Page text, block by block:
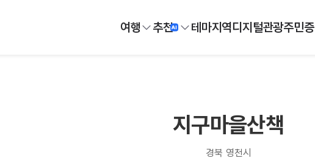
여행 추천 테마지역디지털관광주민증
지구마을산책
경북 영천시